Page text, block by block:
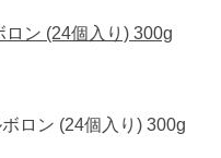
ロン (24個入り) 300g
ロン (24個入り) 300g